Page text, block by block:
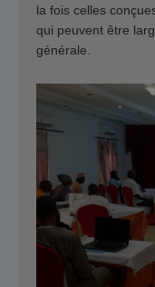
la fois celles
qui peuvent être
générale.